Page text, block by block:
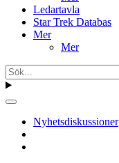
Ledartavla
Star Trek Databas
Mer
Mer
Nyhetsdiskussioner